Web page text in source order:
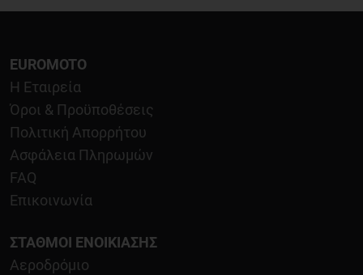
EUROMOTO
Η Εταιρεία
Όροι & Προϋποθέσεις
Πολιτική Απορρήτου
Ασφάλεια Πληρωμών
FAQ
Επικοινωνία
ΣΤΑΘΜΟΊ ΕΝΟΙΚΊΑΣΗΣ
Αεροδρόμιο